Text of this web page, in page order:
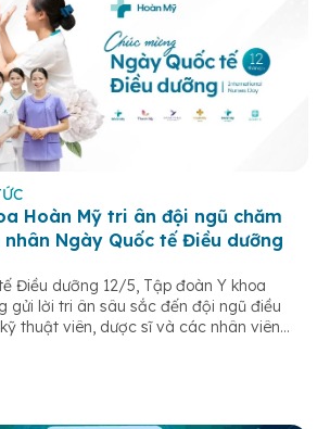
Hoàn Mỹ tri ân đội ngũ chăm
nhân Ngày Quốc tế Điều dưỡng
Điều dưỡng 12/5, Tập đoàn Y khoa
gửi lời tri ân sâu sắc đến đội ngũ điều
thuật viên, dược sĩ và các nhân viên
trên […]